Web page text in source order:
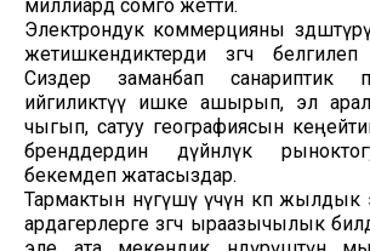
миллиард сомго жетти.
Электрондук коммерцияны
жетишкендиктерди өзгөчө
Сиздер заманбап санариптик
ийгиликтүү ишке ашырып, эл
чыгып, сатуу географиясын
бренддердин дүйнөлүк
бекемдеп жатасыздар.
Тармактын өнүгүшү үчүн көп жылдык
ардагерлерге өзгөчө ыраазычылык